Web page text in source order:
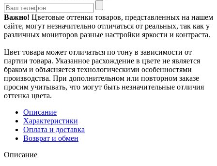
Важно! Цветовые оттенки товаров, представленных на нашем
сайте, могут незначительно отличаться от реальных, так как у
различных мониторов разные настройки яркости и контраста.
Цвет товара может отличаться по тону в зависимости от
партии товара. Указанное расхождение в цвете не является
браком и объясняется технологическими особенностями
производства. При дополнительном или повторном заказе
просим учитывать, что могут быть незначительные отличия
оттенка цвета.
Описание
Характеристики
Оплата и доставка
Возврат и обмен
Описание